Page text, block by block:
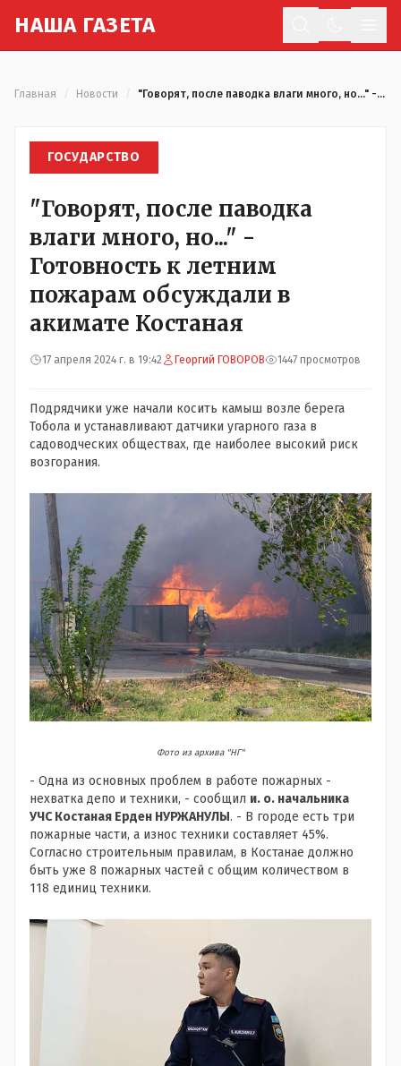
НАША ГАЗЕТА
Главная Новости "Говорят, после паводка влаги много, но..." - Готовность к летним пожарам обсуждали в акимате Костаная
ГОСУДАРСТВО
"Говорят, после паводка
влаги много, но..." -
Готовность к летним
пожарам обсуждали в
акимате Костаная
17 апреля 2024 г. в 19:42 Георгий ГОВОРОВ 1447 просмотров
Подрядчики уже начали косить камыш возле берега
Тобола и устанавливают датчики угарного газа в
садоводческих обществах, где наиболее высокий риск
возгорания.
Фото из архива "НГ"
- Одна из основных проблем в работе пожарных -
нехватка депо и техники, - сообщил и. о. начальника
УЧС Костаная Ерден НУРЖАНУЛЫ. - В городе есть три
пожарные части, а износ техники составляет 45%.
Согласно строительным правилам, в Костанае должно
быть уже 8 пожарных частей с общим количеством в
118 единиц техники.